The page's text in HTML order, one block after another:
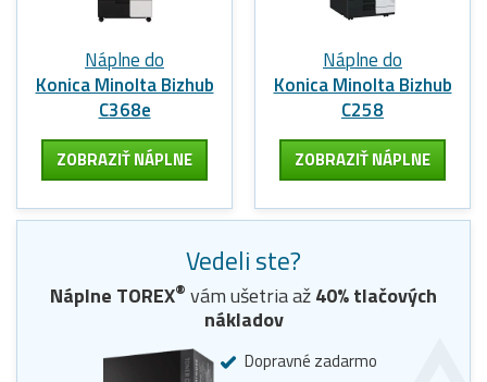
Náplne do
Konica Minolta Bizhub
C368e
ZOBRAZIŤ NÁPLNE
Náplne do
Konica Minolta Bizhub
C258
ZOBRAZIŤ NÁPLNE
Vedeli ste?
Náplne TOREX® vám ušetria až40% tlačových
nákladov
Dopravné zadarmo